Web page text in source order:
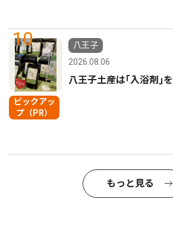
10
ピックアッ
プ（PR）
八王子
2026.08.06
八王子土産は｢入浴剤｣を
もっと見る